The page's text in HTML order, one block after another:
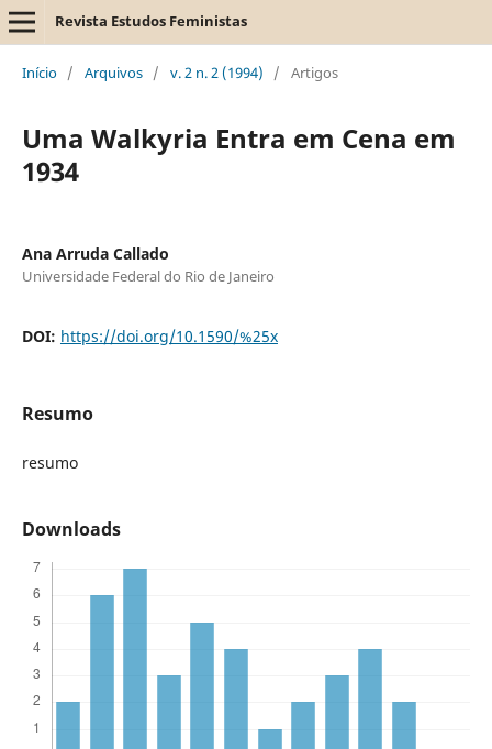
Revista Estudos Feministas
Início / Arquivos / v. 2 n. 2 (1994) / Artigos
Uma Walkyria Entra em Cena em
1934
Ana Arruda Callado
Universidade Federal do Rio de Janeiro
DOI: https://doi.org/10.1590/%25x
Resumo
resumo
Downloads